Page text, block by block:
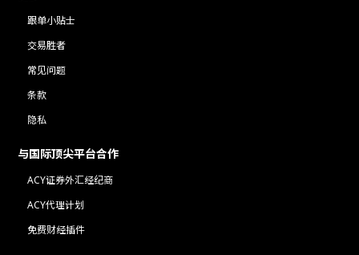
跟单小贴士
交易胜者
常见问题
条款
隐私
与国际顶尖平台合作
ACY证券外汇经纪商
ACY代理计划
免费财经插件